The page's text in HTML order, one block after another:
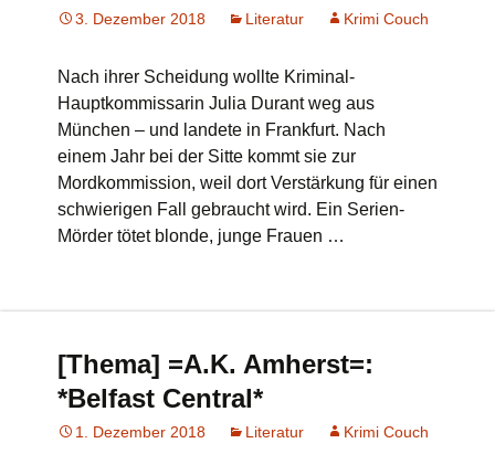
3. Dezember 2018 Literatur Krimi Couch
Nach ihrer Scheidung wollte Kriminal-
Hauptkommissarin Julia Durant weg aus
München – und landete in Frankfurt. Nach
einem Jahr bei der Sitte kommt sie zur
Mordkommission, weil dort Verstärkung für einen
schwierigen Fall gebraucht wird. Ein Serien-
Mörder tötet blonde, junge Frauen …
[Thema] =A.K. Amherst=:
*Belfast Central*
1. Dezember 2018 Literatur Krimi Couch